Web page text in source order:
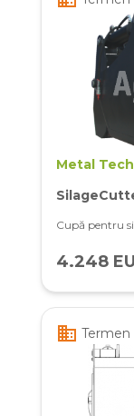
Metal
Cupă pentru
4.248
business Termen